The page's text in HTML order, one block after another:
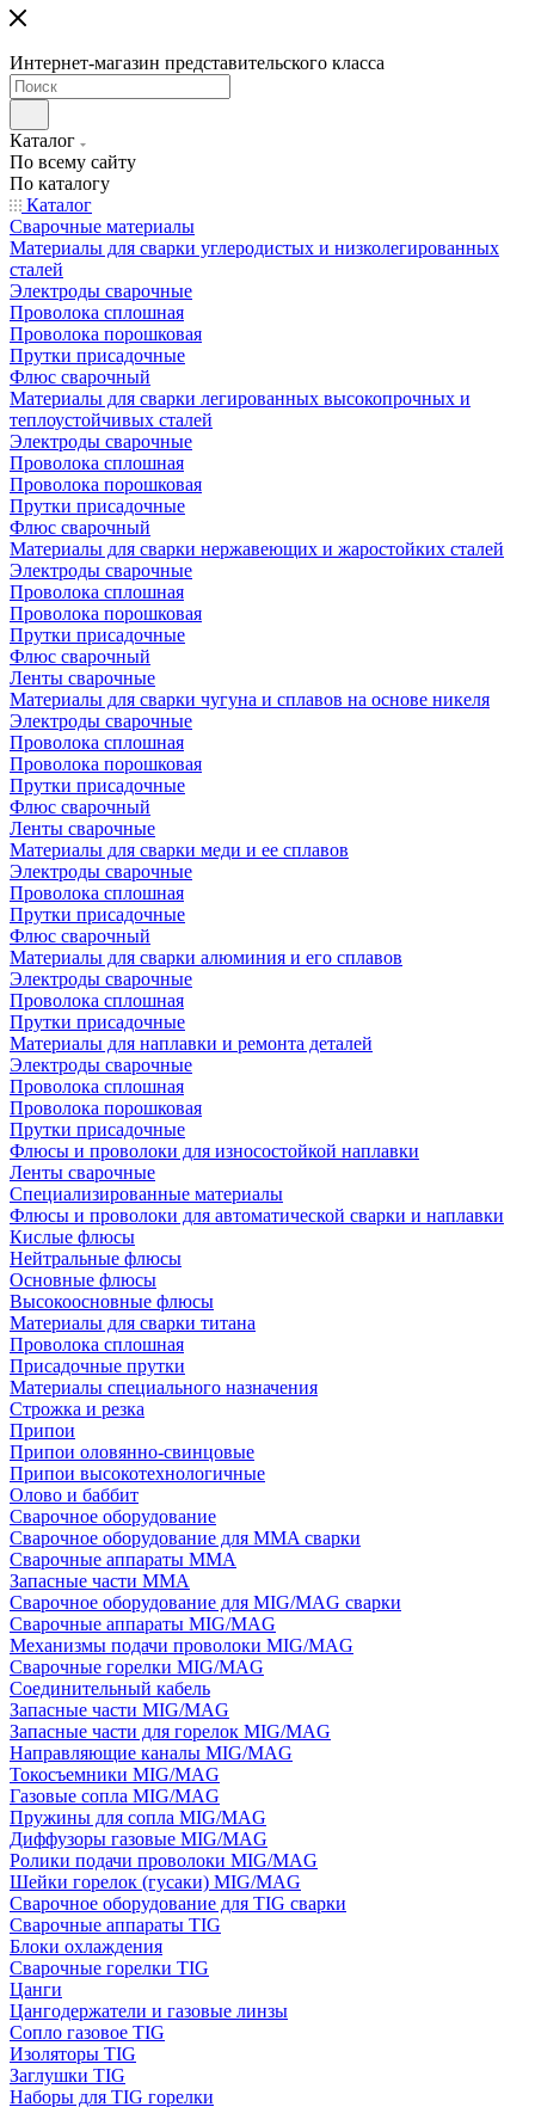
Интернет-магазин представительского класса
Каталог
По всему сайту
По каталогу
Каталог
Сварочные материалы
Материалы для сварки углеродистых и низколегированных
сталей
Электроды сварочные
Проволока сплошная
Проволока порошковая
Прутки присадочные
Флюс сварочный
Материалы для сварки легированных высокопрочных и
теплоустойчивых сталей
Электроды сварочные
Проволока сплошная
Проволока порошковая
Прутки присадочные
Флюс сварочный
Материалы для сварки нержавеющих и жаростойких сталей
Электроды сварочные
Проволока сплошная
Проволока порошковая
Прутки присадочные
Флюс сварочный
Ленты сварочные
Материалы для сварки чугуна и сплавов на основе никеля
Электроды сварочные
Проволока сплошная
Проволока порошковая
Прутки присадочные
Флюс сварочный
Ленты сварочные
Материалы для сварки меди и ее сплавов
Электроды сварочные
Проволока сплошная
Прутки присадочные
Флюс сварочный
Материалы для сварки алюминия и его сплавов
Электроды сварочные
Проволока сплошная
Прутки присадочные
Материалы для наплавки и ремонта деталей
Электроды сварочные
Проволока сплошная
Проволока порошковая
Прутки присадочные
Флюсы и проволоки для износостойкой наплавки
Ленты сварочные
Специализированные материалы
Флюсы и проволоки для автоматической сварки и наплавки
Кислые флюсы
Нейтральные флюсы
Основные флюсы
Высокоосновные флюсы
Материалы для сварки титана
Проволока сплошная
Присадочные прутки
Материалы специального назначения
Строжка и резка
Припои
Припои оловянно-свинцовые
Припои высокотехнологичные
Олово и баббит
Сварочное оборудование
Сварочное оборудование для MMA сварки
Сварочные аппараты MMA
Запасные части MMA
Сварочное оборудование для MIG/MAG сварки
Сварочные аппараты MIG/MAG
Механизмы подачи проволоки MIG/MAG
Сварочные горелки MIG/MAG
Соединительный кабель
Запасные части MIG/MAG
Запасные части для горелок MIG/MAG
Направляющие каналы MIG/MAG
Токосъемники MIG/MAG
Газовые сопла MIG/MAG
Пружины для сопла MIG/MAG
Диффузоры газовые MIG/MAG
Ролики подачи проволоки MIG/MAG
Шейки горелок (гусаки) MIG/MAG
Сварочное оборудование для TIG сварки
Сварочные аппараты TIG
Блоки охлаждения
Сварочные горелки TIG
Цанги
Цангодержатели и газовые линзы
Сопло газовое TIG
Изоляторы TIG
Заглушки TIG
Наборы для TIG горелки